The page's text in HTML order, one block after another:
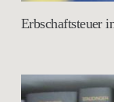
Erbschaftsteuer